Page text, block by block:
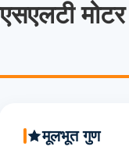
मूलभूत गुण